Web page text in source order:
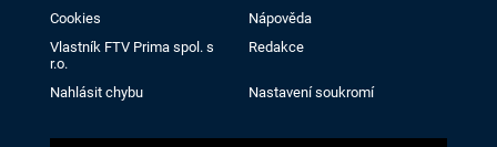
Cookies
Nápověda
Vlastník FTV Prima spol. s
r.o.
Redakce
Nahlásit chybu Nastavení soukromí